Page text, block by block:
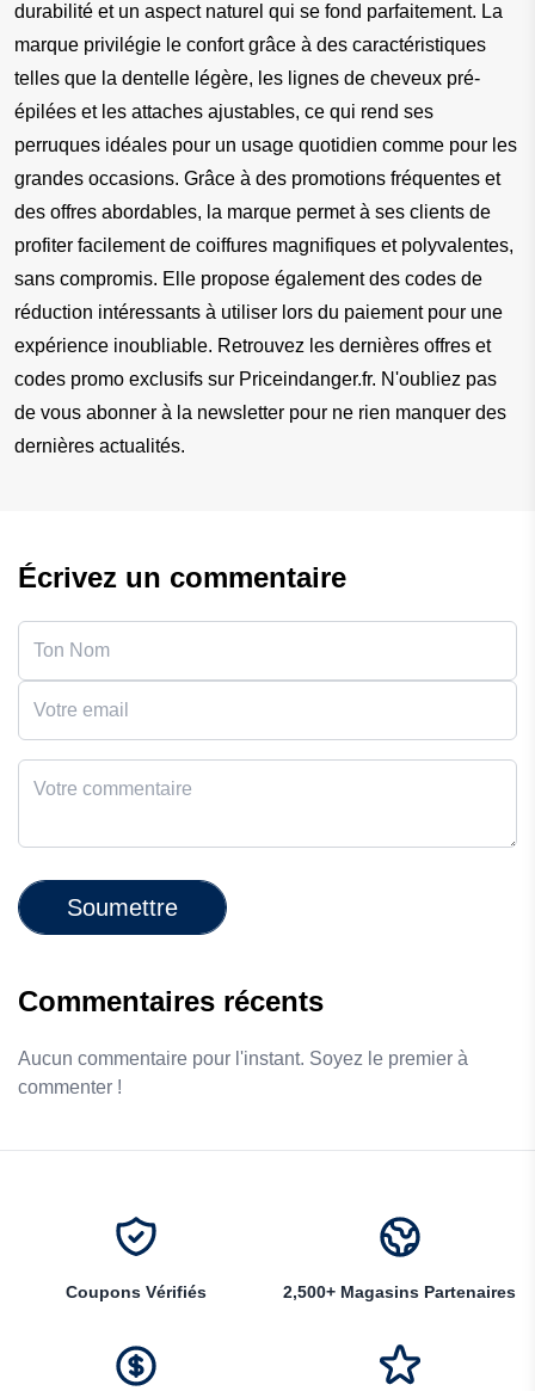
durabilité et un aspect naturel qui se fond parfaitement. La
marque privilégie le confort grâce à des caractéristiques
telles que la dentelle légère, les lignes de cheveux pré-
épilées et les attaches ajustables, ce qui rend ses
perruques idéales pour un usage quotidien comme pour les
grandes occasions. Grâce à des promotions fréquentes et
des offres abordables, la marque permet à ses clients de
profiter facilement de coiffures magnifiques et polyvalentes,
sans compromis. Elle propose également des codes de
réduction intéressants à utiliser lors du paiement pour une
expérience inoubliable. Retrouvez les dernières offres et
codes promo exclusifs sur Priceindanger.fr. N'oubliez pas
de vous abonner à la newsletter pour ne rien manquer des
dernières actualités.
Écrivez un commentaire
Soumettre
Commentaires récents
Aucun commentaire pour l'instant. Soyez le premier à
commenter !
Coupons Vérifiés 2,500+ Magasins Partenaires